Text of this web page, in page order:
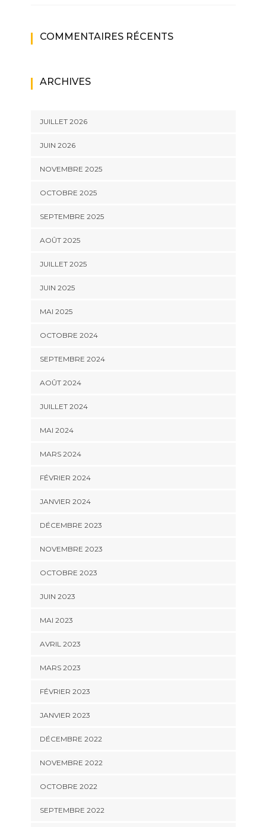
COMMENTAIRES RÉCENTS
ARCHIVES
JUILLET 2026
JUIN 2026
NOVEMBRE 2025
OCTOBRE 2025
SEPTEMBRE 2025
AOÛT 2025
JUILLET 2025
JUIN 2025
MAI 2025
OCTOBRE 2024
SEPTEMBRE 2024
AOÛT 2024
JUILLET 2024
MAI 2024
MARS 2024
FÉVRIER 2024
JANVIER 2024
DÉCEMBRE 2023
NOVEMBRE 2023
OCTOBRE 2023
JUIN 2023
MAI 2023
AVRIL 2023
MARS 2023
FÉVRIER 2023
JANVIER 2023
DÉCEMBRE 2022
NOVEMBRE 2022
OCTOBRE 2022
SEPTEMBRE 2022